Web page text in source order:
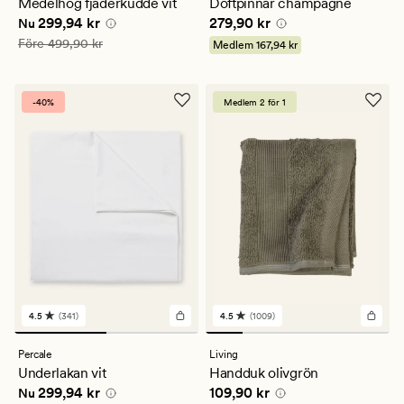
genomsnittligt
betyg
på
4
Nuvarande pris
Nu 299,94 kr
Ordinarie pris 499,90 kr
Före499,90 kr
genomsnittligt
betyg
på
4.5
Pris 279,90 kr
279,90 kr
Medlem 167,94 kr
-40%
341
omdömen
med
ett
genomsnittligt
betyg
4.5 (341)
Percale
Underlakan vit
Nuvarande pris
Nu 299,94 kr
Medlem 2 för 1
1009
omdömen
med
ett
genomsnittligt
betyg
4.5 (1009)
Living
Handduk olivgrön
Pris 109,90 kr
109,90 kr